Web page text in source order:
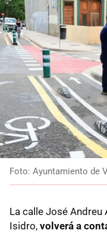
Foto: Ayuntamiento de
La calle José Andreu
Isidro, volverá a